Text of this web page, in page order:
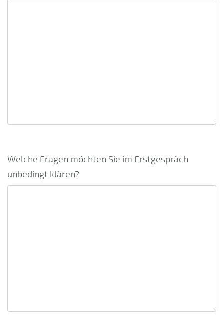
Welche Fragen möchten Sie im Erstgespräch
unbedingt klären?